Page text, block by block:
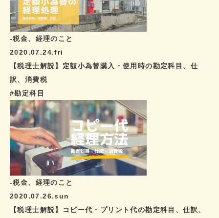
-税金、経理のこと
2020.07.24.fri
【税理士解説】定額小為替購入・使用時の勘定科目、仕
訳、消費税
#勘定科目
-税金、経理のこと
2020.07.26.sun
【税理士解説】コピー代・プリント代の勘定科目、仕訳、